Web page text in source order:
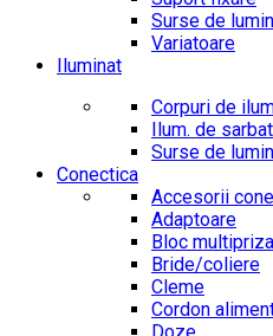
Surse de
Variatoare
Iluminat
Corpuri de
Ilum. de
Surse de
Conectica
Accesorii
Adaptoare
Bloc multipriza
Bride/coliere
Cleme
Cordon